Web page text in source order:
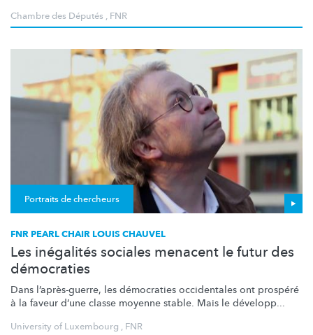
Chambre des Députés , FNR
Portraits de chercheurs
FNR PEARL CHAIR LOUIS CHAUVEL
Les inégalités sociales menacent le futur des
démocraties
Dans l’après-guerre, les démocraties occidentales ont prospéré
à la faveur d’une classe moyenne stable. Mais le développ...
University of Luxembourg , FNR